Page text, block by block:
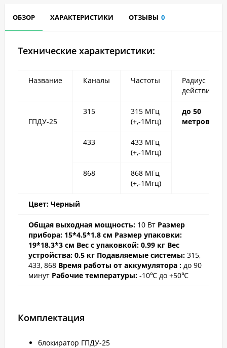
ОБЗОР ХАРАКТЕРИСТИКИ ОТЗЫВЫ 0
Технические характеристики:
Название Каналы Частоты
Радиус
действия
ГПДУ-25
315
315 МГц
(+,-1Мгц)
до 50
метров
433
433 МГц
(+,-1Мгц)
868
868 МГц
(+,-1Мгц)
Цвет: Черный
Общая выходная мощность: 10 Вт Размер
прибора: 15*4.5*1.8 cм Размер упаковки:
19*18.3*3 см Вес с упаковкой: 0.99 кг Вес
устройства: 0.5 кг Подавляемые системы: 315,
433, 868 Время работы от аккумулятора : до 90
минут Рабочие температуры: -10℃ до +50℃
Комплектация
блокиратор ГПДУ-25